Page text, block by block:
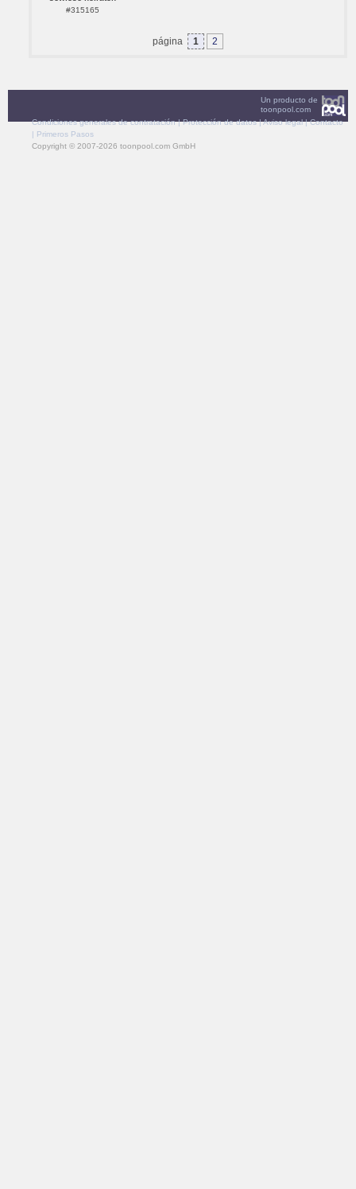
#315165
página 1 2
Un producto de
toonpool.com
Condiciones generales de contratación|Protección de datos|Aviso legal|Contacto
| Primeros Pasos
Copyright © 2007-2026 toonpool.com GmbH